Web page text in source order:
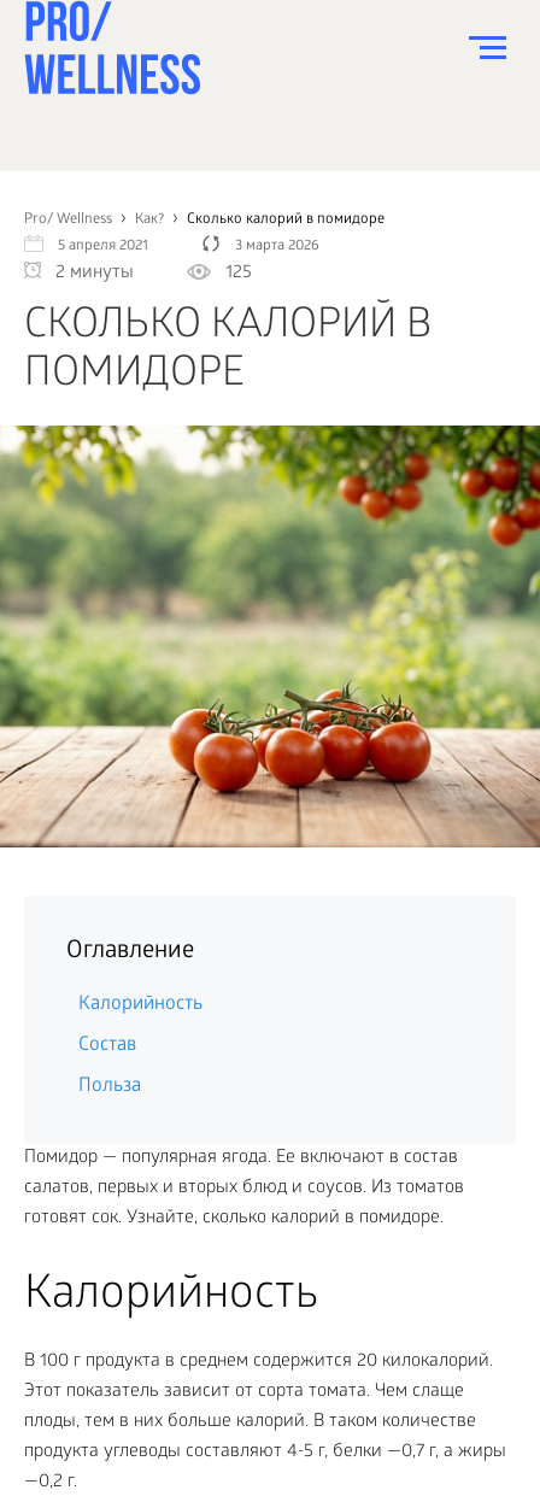
Pro/ Wellness Как?
Сколько калорий в помидоре
5 апреля 2021
3 марта 2026
2 минуты 125
СКОЛЬКО КАЛОРИЙ В
ПОМИДОРЕ
Оглавление
Калорийность
Состав
Польза
Помидор — популярная ягода. Ее включают в состав
салатов, первых и вторых блюд и соусов. Из томатов
готовят сок. Узнайте, сколько калорий в помидоре.
Калорийность
В 100 г продукта в среднем содержится 20 килокалорий.
Этот показатель зависит от сорта томата. Чем слаще
плоды, тем в них больше калорий. В таком количестве
продукта углеводы составляют 4-5 г, белки —0,7 г, а жиры
—0,2 г.
СПОРТ
ЗДОРОВЬЕ
КРАСОТА
ПСИХОЛОГИЯ
ДОМ
КАК?
БИЗНЕС